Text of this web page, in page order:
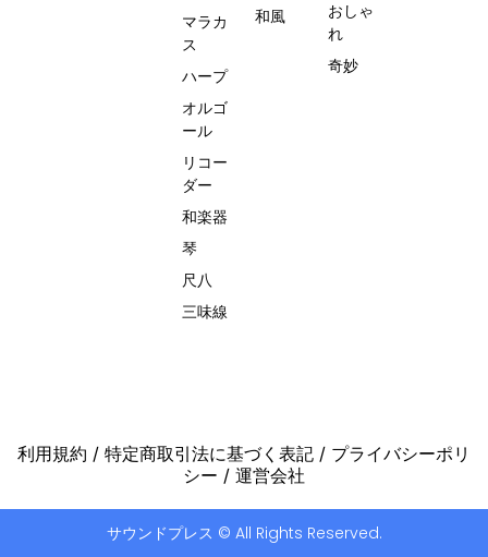
おしゃ
れ
奇妙
和風
マラカ
ス
ハープ
オルゴ
ール
リコー
ダー
和楽器
琴
尺八
三味線
利用規約 / 特定商取引法に基づく表記 / プライバシーポリ
シー / 運営会社
サウンドプレス © All Rights Reserved.